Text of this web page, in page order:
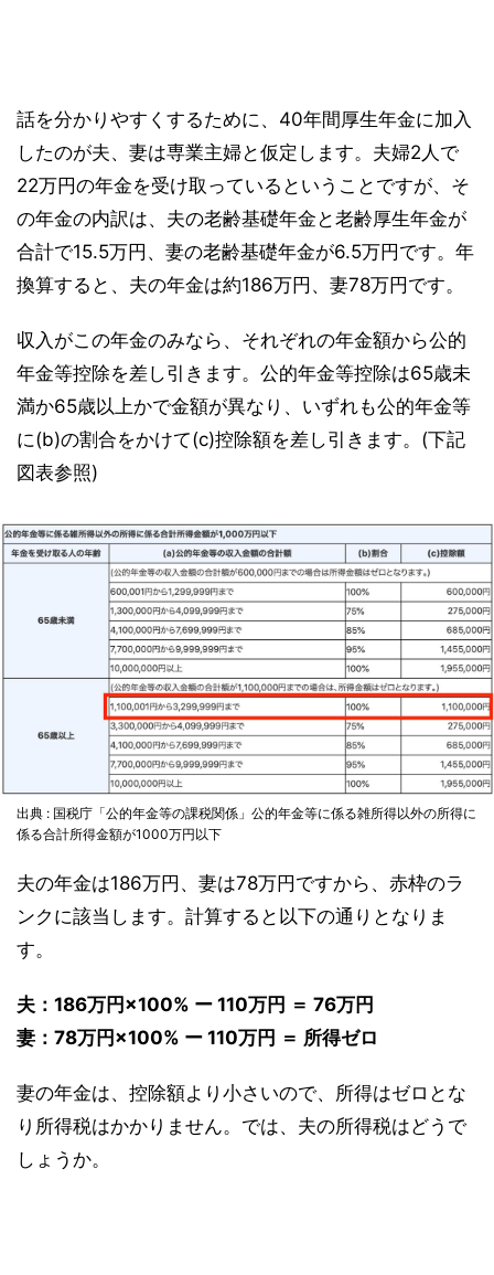
話を分かりやすくするために、40年間厚生年金に加入
したのが夫、妻は専業主婦と仮定します。夫婦2人で
22万円の年金を受け取っているということですが、そ
の年金の内訳は、夫の老齢基礎年金と老齢厚生年金が
合計で15.5万円、妻の老齢基礎年金が6.5万円です。年
換算すると、夫の年金は約186万円、妻78万円です。
収入がこの年金のみなら、それぞれの年金額から公的
年金等控除を差し引きます。公的年金等控除は65歳未
満か65歳以上かで金額が異なり、いずれも公的年金等
に(b)の割合をかけて(c)控除額を差し引きます。(下記
図表参照)
出典 : 国税庁「公的年金等の課税関係」公的年金等に係る雑所得以外の所得に
係る合計所得金額が1000万円以下
夫の年金は186万円、妻は78万円ですから、赤枠のラ
ンクに該当します。計算すると以下の通りとなりま
す。
夫：186万円×100% ー 110万円 ＝ 76万円
妻：78万円×100% ー 110万円 ＝ 所得ゼロ
妻の年金は、控除額より小さいので、所得はゼロとな
り所得税はかかりません。では、夫の所得税はどうで
しょうか。